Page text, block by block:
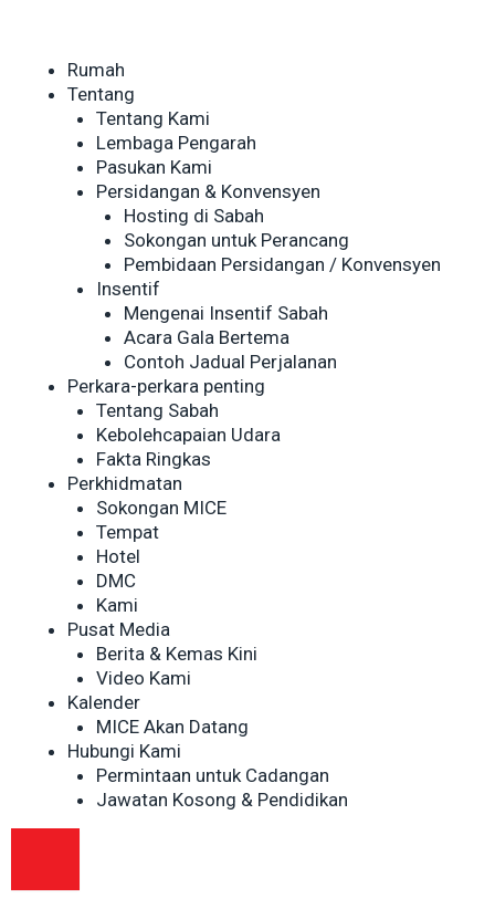
Rumah
Tentang
Tentang Kami
Lembaga Pengarah
Pasukan Kami
Persidangan & Konvensyen
Hosting di Sabah
Sokongan untuk Perancang
Pembidaan Persidangan / Konvensyen
Insentif
Mengenai Insentif Sabah
Acara Gala Bertema
Contoh Jadual Perjalanan
Perkara-perkara penting
Tentang Sabah
Kebolehcapaian Udara
Fakta Ringkas
Perkhidmatan
Sokongan MICE
Tempat
Hotel
DMC
Kami
Pusat Media
Berita & Kemas Kini
Video Kami
Kalender
MICE Akan Datang
Hubungi Kami
Permintaan untuk Cadangan
Jawatan Kosong & Pendidikan